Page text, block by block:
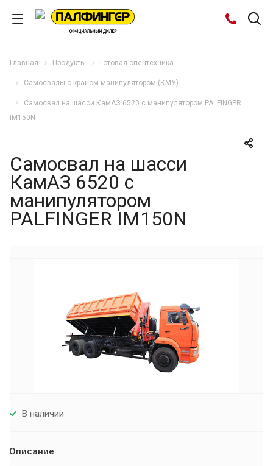
Главная Продукты Готовая спецтехника
Самосвалы с краном манипулятором (КМУ)
Самосвал на шасси КамАЗ 6520 с манипулятором PALFINGER
IM150N
Самосвал на шасси
КамАЗ 6520 с
манипулятором
PALFINGER IM150N
В наличии
Описание